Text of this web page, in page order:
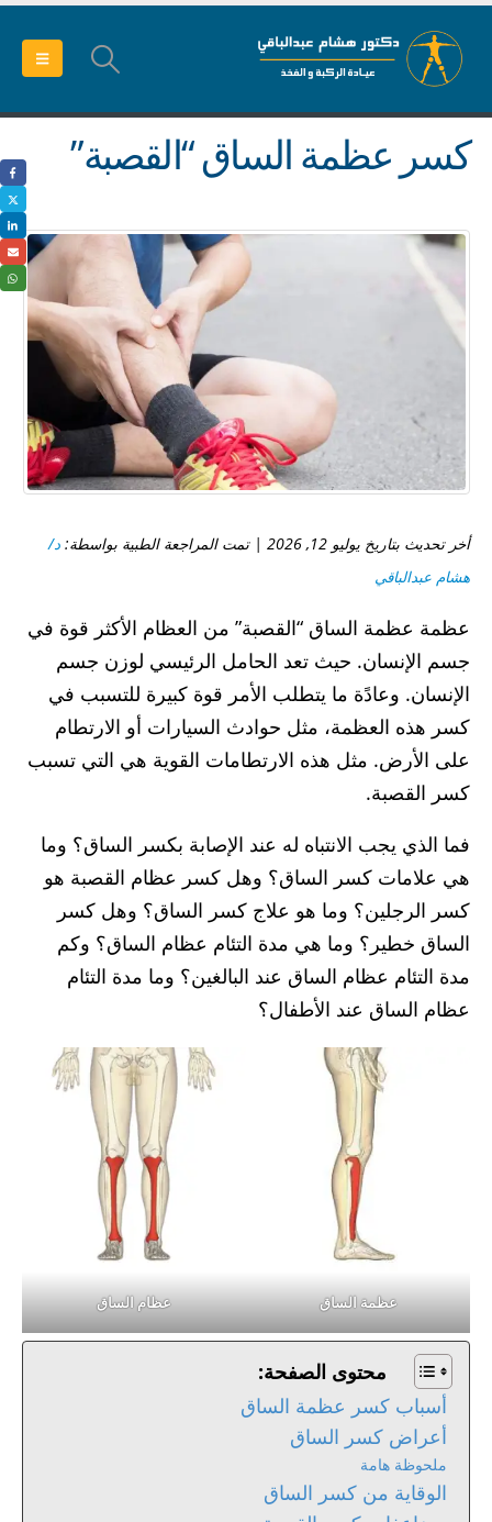
كسر عظمة الساق “القصبة”
أخر تحديث بتاريخ يوليو 12, 2026 | تمت المراجعة الطبية بواسطة:
د/
هشام عبدالباقي
عظمة عظمة الساق “القصبة” من العظام الأكثر قوة في
جسم الإنسان. حيث تعد الحامل الرئيسي لوزن جسم
الإنسان. وعادًة ما يتطلب الأمر قوة كبيرة للتسبب في
كسر هذه العظمة، مثل حوادث السيارات أو الارتطام
على الأرض. مثل هذه الارتطامات القوية هي التي تسبب
كسر القصبة.
فما الذي يجب الانتباه له عند الإصابة بكسر الساق؟ وما
هي علامات كسر الساق؟ وهل كسر عظام القصبة هو
كسر الرجلين؟ وما هو علاج كسر الساق؟ وهل كسر
الساق خطير؟ وما هي مدة التئام عظام الساق؟ وكم
مدة التئام عظام الساق عند البالغين؟ وما مدة التئام
عظام الساق عند الأطفال؟
عظمة الساق عظام الساق
محتوى الصفحة:
أسباب كسر عظمة الساق
أعراض كسر الساق
ملحوظة هامة
الوقاية من كسر الساق